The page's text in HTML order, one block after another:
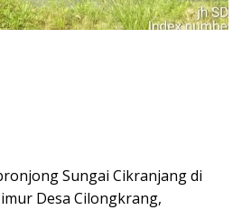
Sungai Cikranjang di
Desa Cilongkrang,